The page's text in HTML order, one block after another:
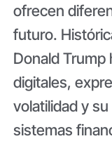
ofrecen
futuro.
Donald Trump
digitales,
volatilidad y
sistemas